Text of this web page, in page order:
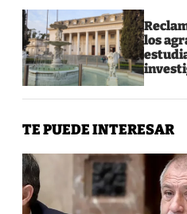
los
TE PUEDE INTERESAR